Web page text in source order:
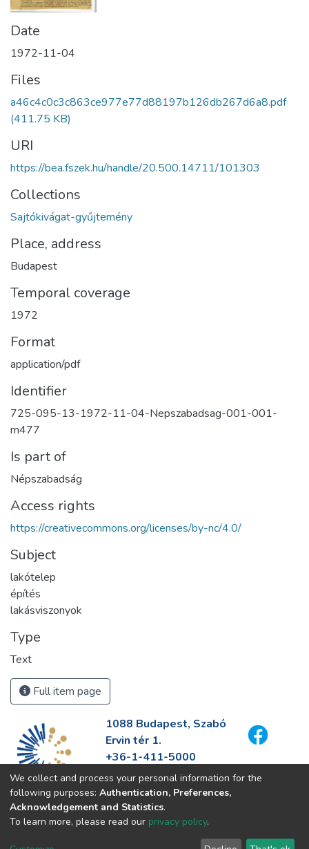
Date
1972-11-04
Files
a46c4c0c3c863ce977e77d88197b126db267d6a8.pdf
(411.75 KB)
URI
https://bea.fszek.hu/handle/20.500.14711/101303
Collections
Sajtókivágat-gyűjtemény
Place, address
Budapest
Temporal coverage
1972
Format
application/pdf
Identifier
725-095-13-1972-11-04-Nepszabadsag-001-001-
m477
Is part of
Népszabadság
Access rights
https://creativecommons.org/licenses/by-nc/4.0/
Subject
lakótelep
építés
lakásviszonyok
Type
Text
Full item page
1088 Budapest, Szabó
Ervin tér 1.
+36-1-411-5000
info@fszek.hu
https://fszek.hu
We collect and process your personal information for the
following purposes: Authentication, Preferences,
Acknowledgement and Statistics.
To learn more, please read our privacy policy.